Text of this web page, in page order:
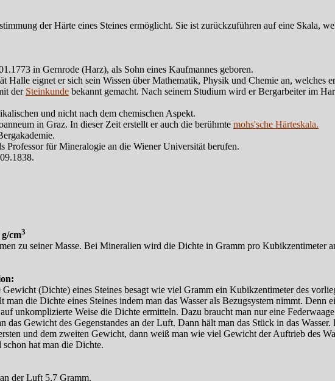
der Härte eines Steines ermöglicht. Sie ist zurückzuführen auf eine Skala,
in Gernrode (Harz), als Sohn eines Kaufmannes geboren.
Halle eignet er sich sein Wissen über Mathematik, Physik und Chemie an, welches
der Steinkunde bekannt gemacht. Nach seinem Studium wird er Bergarbeiter im
und nicht nach dem chemischen Aspekt.
in Graz. In dieser Zeit erstellt er auch die berühmte mohs'sche Härteskala.
Professor für Mineralogie an die Wiener Universität berufen.
g/cm3
zu seiner Masse. Bei Mineralien wird die Dichte in Gramm pro Kubikzentimeter
Gewicht (Dichte) eines Steines besagt wie viel Gramm ein Kubikzentimeter des
man die Dichte eines Steines indem man das Wasser als Bezugsystem nimmt.
unkomplizierte Weise die Dichte ermitteln. Dazu braucht man nur eine
das Gewicht des Gegenstandes an der Luft. Dann hält man das Stück in das
und dem zweiten Gewicht, dann weiß man wie viel Gewicht der Auftrieb des
schon hat man die Dichte.
der Luft 5,7 Gramm.